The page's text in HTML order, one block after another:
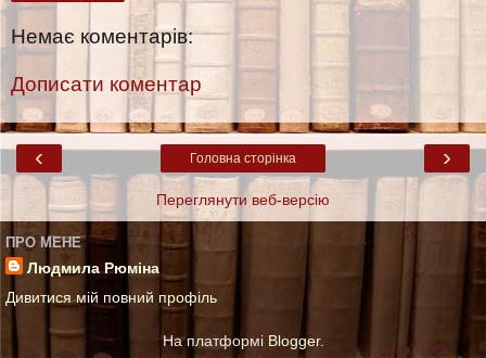
Немає коментарів:
Дописати коментар
‹ ›
Головна сторінка
Переглянути веб-версію
ПРО МЕНЕ
Людмила Рюміна
Дивитися мій повний профіль
На платформі Blogger.